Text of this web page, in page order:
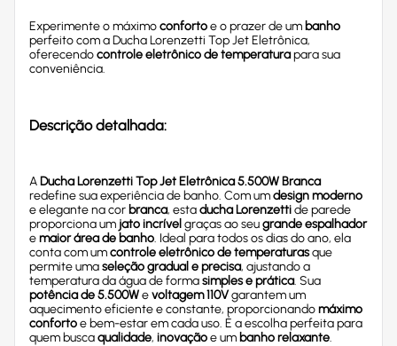
Experimente o máximoconfortoe o prazer de um banho
perfeito com a Ducha Lorenzetti Top Jet Eletrônica,
oferecendocontrole eletrônico de temperaturapara sua
conveniência.
Descrição detalhada:
ADucha Lorenzetti Top Jet Eletrônica 5.500W Branca
redefine sua experiência de banho. Com umdesign moderno
e elegante na cor branca, estaducha Lorenzettide parede
proporciona um jato incrível graças ao seugrande espalhador
emaior área de banho. Ideal para todos os dias do ano, ela
conta com umcontrole eletrônico de temperaturasque
permite umaseleção gradual e precisa, ajustando a
temperatura da água de formasimples e prática. Sua
potência de 5.500Wevoltagem 110Vgarantem um
aquecimento eficiente e constante, proporcionandomáximo
confortoe bem-estar em cada uso. É a escolha perfeita para
quem buscaqualidade, inovaçãoe um banho relaxante.